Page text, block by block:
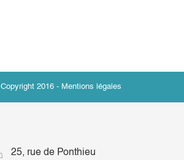
Copyright 2016 - Mentions légales
25, rue de Ponthieu